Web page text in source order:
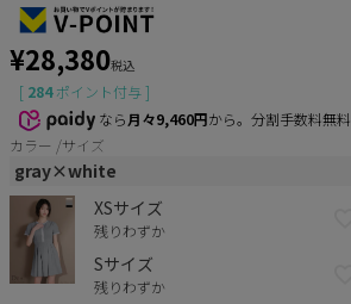
¥28,380税込
[ 284 ポイント付与 ]
なら月々9,460円から。分割手数料無料
カラー
サイズ
gray×white
XSサイズ
残りわずか
Sサイズ
残りわずか